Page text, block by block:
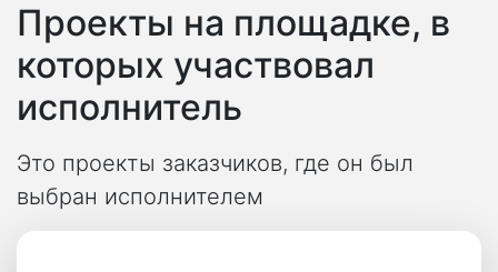
Проекты на площадке, в
которых участвовал
исполнитель
Это проекты заказчиков, где он был
выбран исполнителем